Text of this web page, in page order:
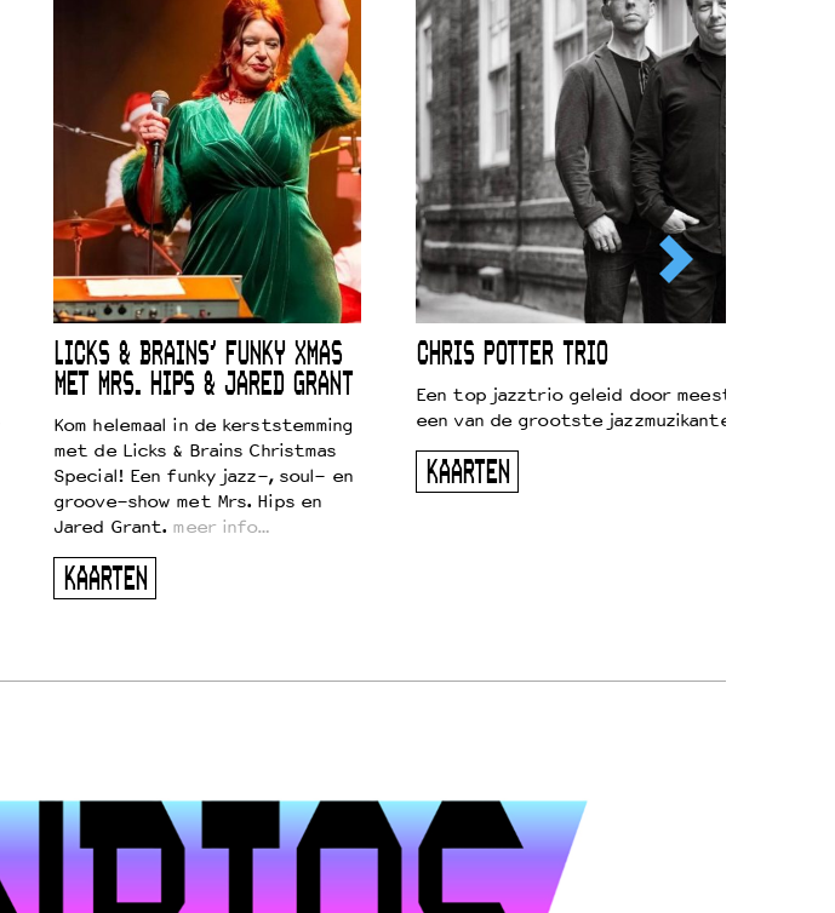
LICKS & BRAINS’ FUNKY XMAS
MET MRS. HIPS & JARED GRANT
Kom helemaal in de kerststemming
met de Licks & Brains Christmas
Special! Een funky jazz-, soul- en
groove-show met Mrs. Hips en
Jared Grant. meer info…
KAARTEN
CHRIS POTTER TRIO
Een top jazztrio geleid door
een van de grootste jazzmuzikanten van zijn
KAARTEN